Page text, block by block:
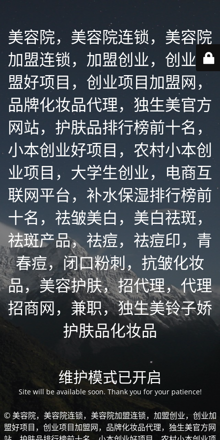
美容院，美容院连锁，美容院
加盟连锁，加盟创业，创业加
盟好项目，创业项目加盟网，
品牌化妆品代理，独生美官方
网站，护肤品排行榜前十名，
小本创业好项目，农村小本创
业项目，大学生创业，电商互
联网平台，补水保湿排行榜前
十名，祛皱美白，美白祛斑，
祛斑产品，祛痘，祛痘印，青
春痘，闭口粉刺，抗皱化妆
品，美容护肤，招代理，代理
招商网，兼职，独生美铃子娇
护肤品化妆品
维护模式已开启
Site will be available soon. Thank you for your patience!
© 美容院，美容院连锁，美容院加盟连锁，加盟创业，创业加
盟好项目，创业项目加盟网，品牌化妆品代理，独生美官方网